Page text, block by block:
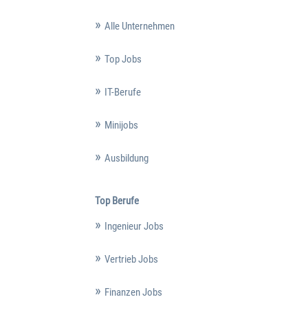
Alle Unternehmen
Top Jobs
IT-Berufe
Minijobs
Ausbildung
Top Berufe
Ingenieur Jobs
Vertrieb Jobs
Finanzen Jobs